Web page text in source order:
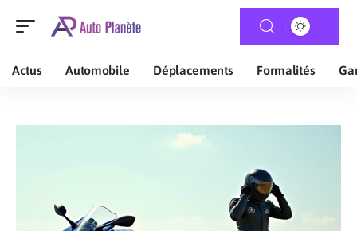
Actus Automobile Déplacements Formalités